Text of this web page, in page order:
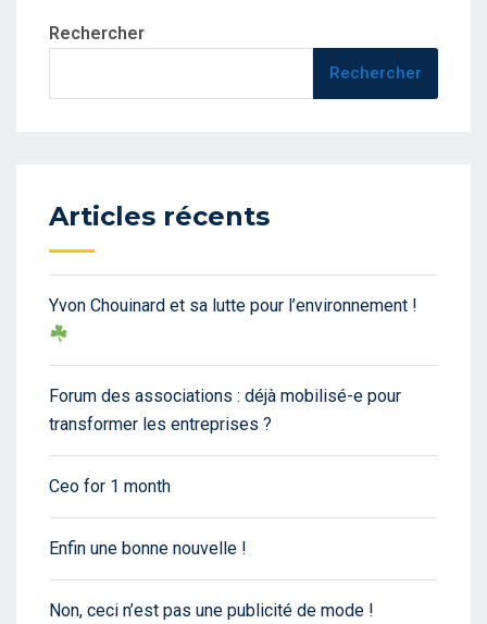
Rechercher
Rechercher
Articles récents
Yvon Chouinard et sa lutte pour l’environnement !
Forum des associations : déjà mobilisé-e pour
transformer les entreprises ?
Ceo for 1 month
Enfin une bonne nouvelle !
Non, ceci n’est pas une publicité de mode !